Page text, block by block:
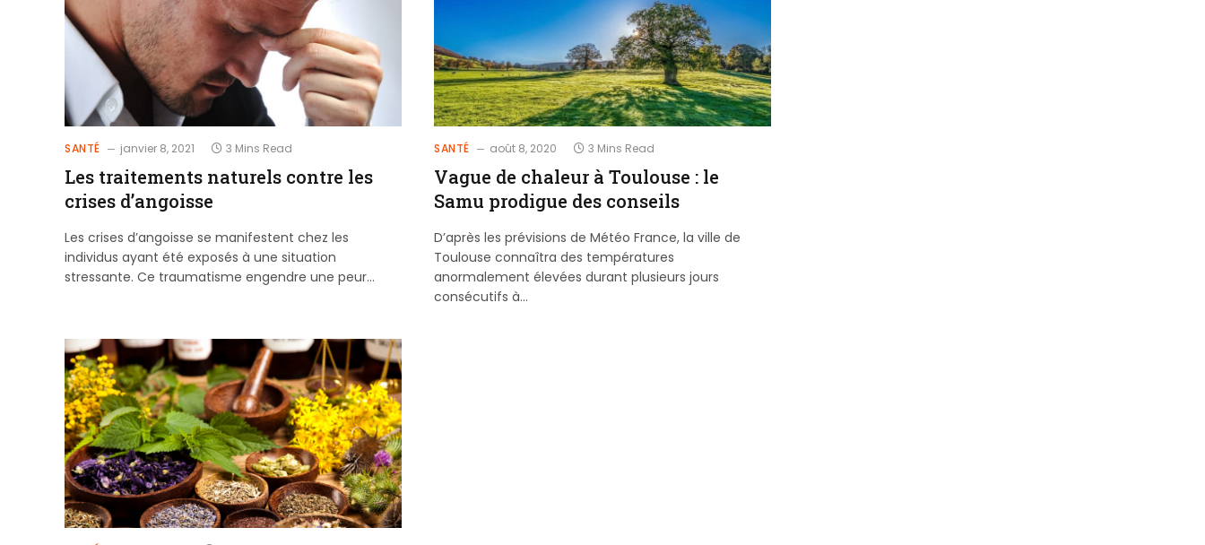
SANTÉ janvier 8, 2021 3 Mins Read
Les traitements naturels contre les
crises d’angoisse
Les crises d’angoisse se manifestent chez les
individus ayant été exposés à une situation
stressante. Ce traumatisme engendre une peur…
SANTÉ août 8, 2020 3 Mins Read
Vague de chaleur à Toulouse : le
Samu prodigue des conseils
D’après les prévisions de Météo France, la ville de
Toulouse connaîtra des températures
anormalement élevées durant plusieurs jours
consécutifs à…